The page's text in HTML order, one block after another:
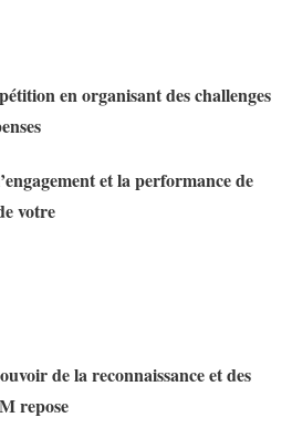
en organisant des challenges
et la performance de
votre
de la reconnaissance et des
repose